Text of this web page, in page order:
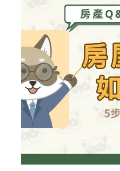
銀行貸款
其他貸款
申貸Q&A
久通專欄
時事解析
生活理財